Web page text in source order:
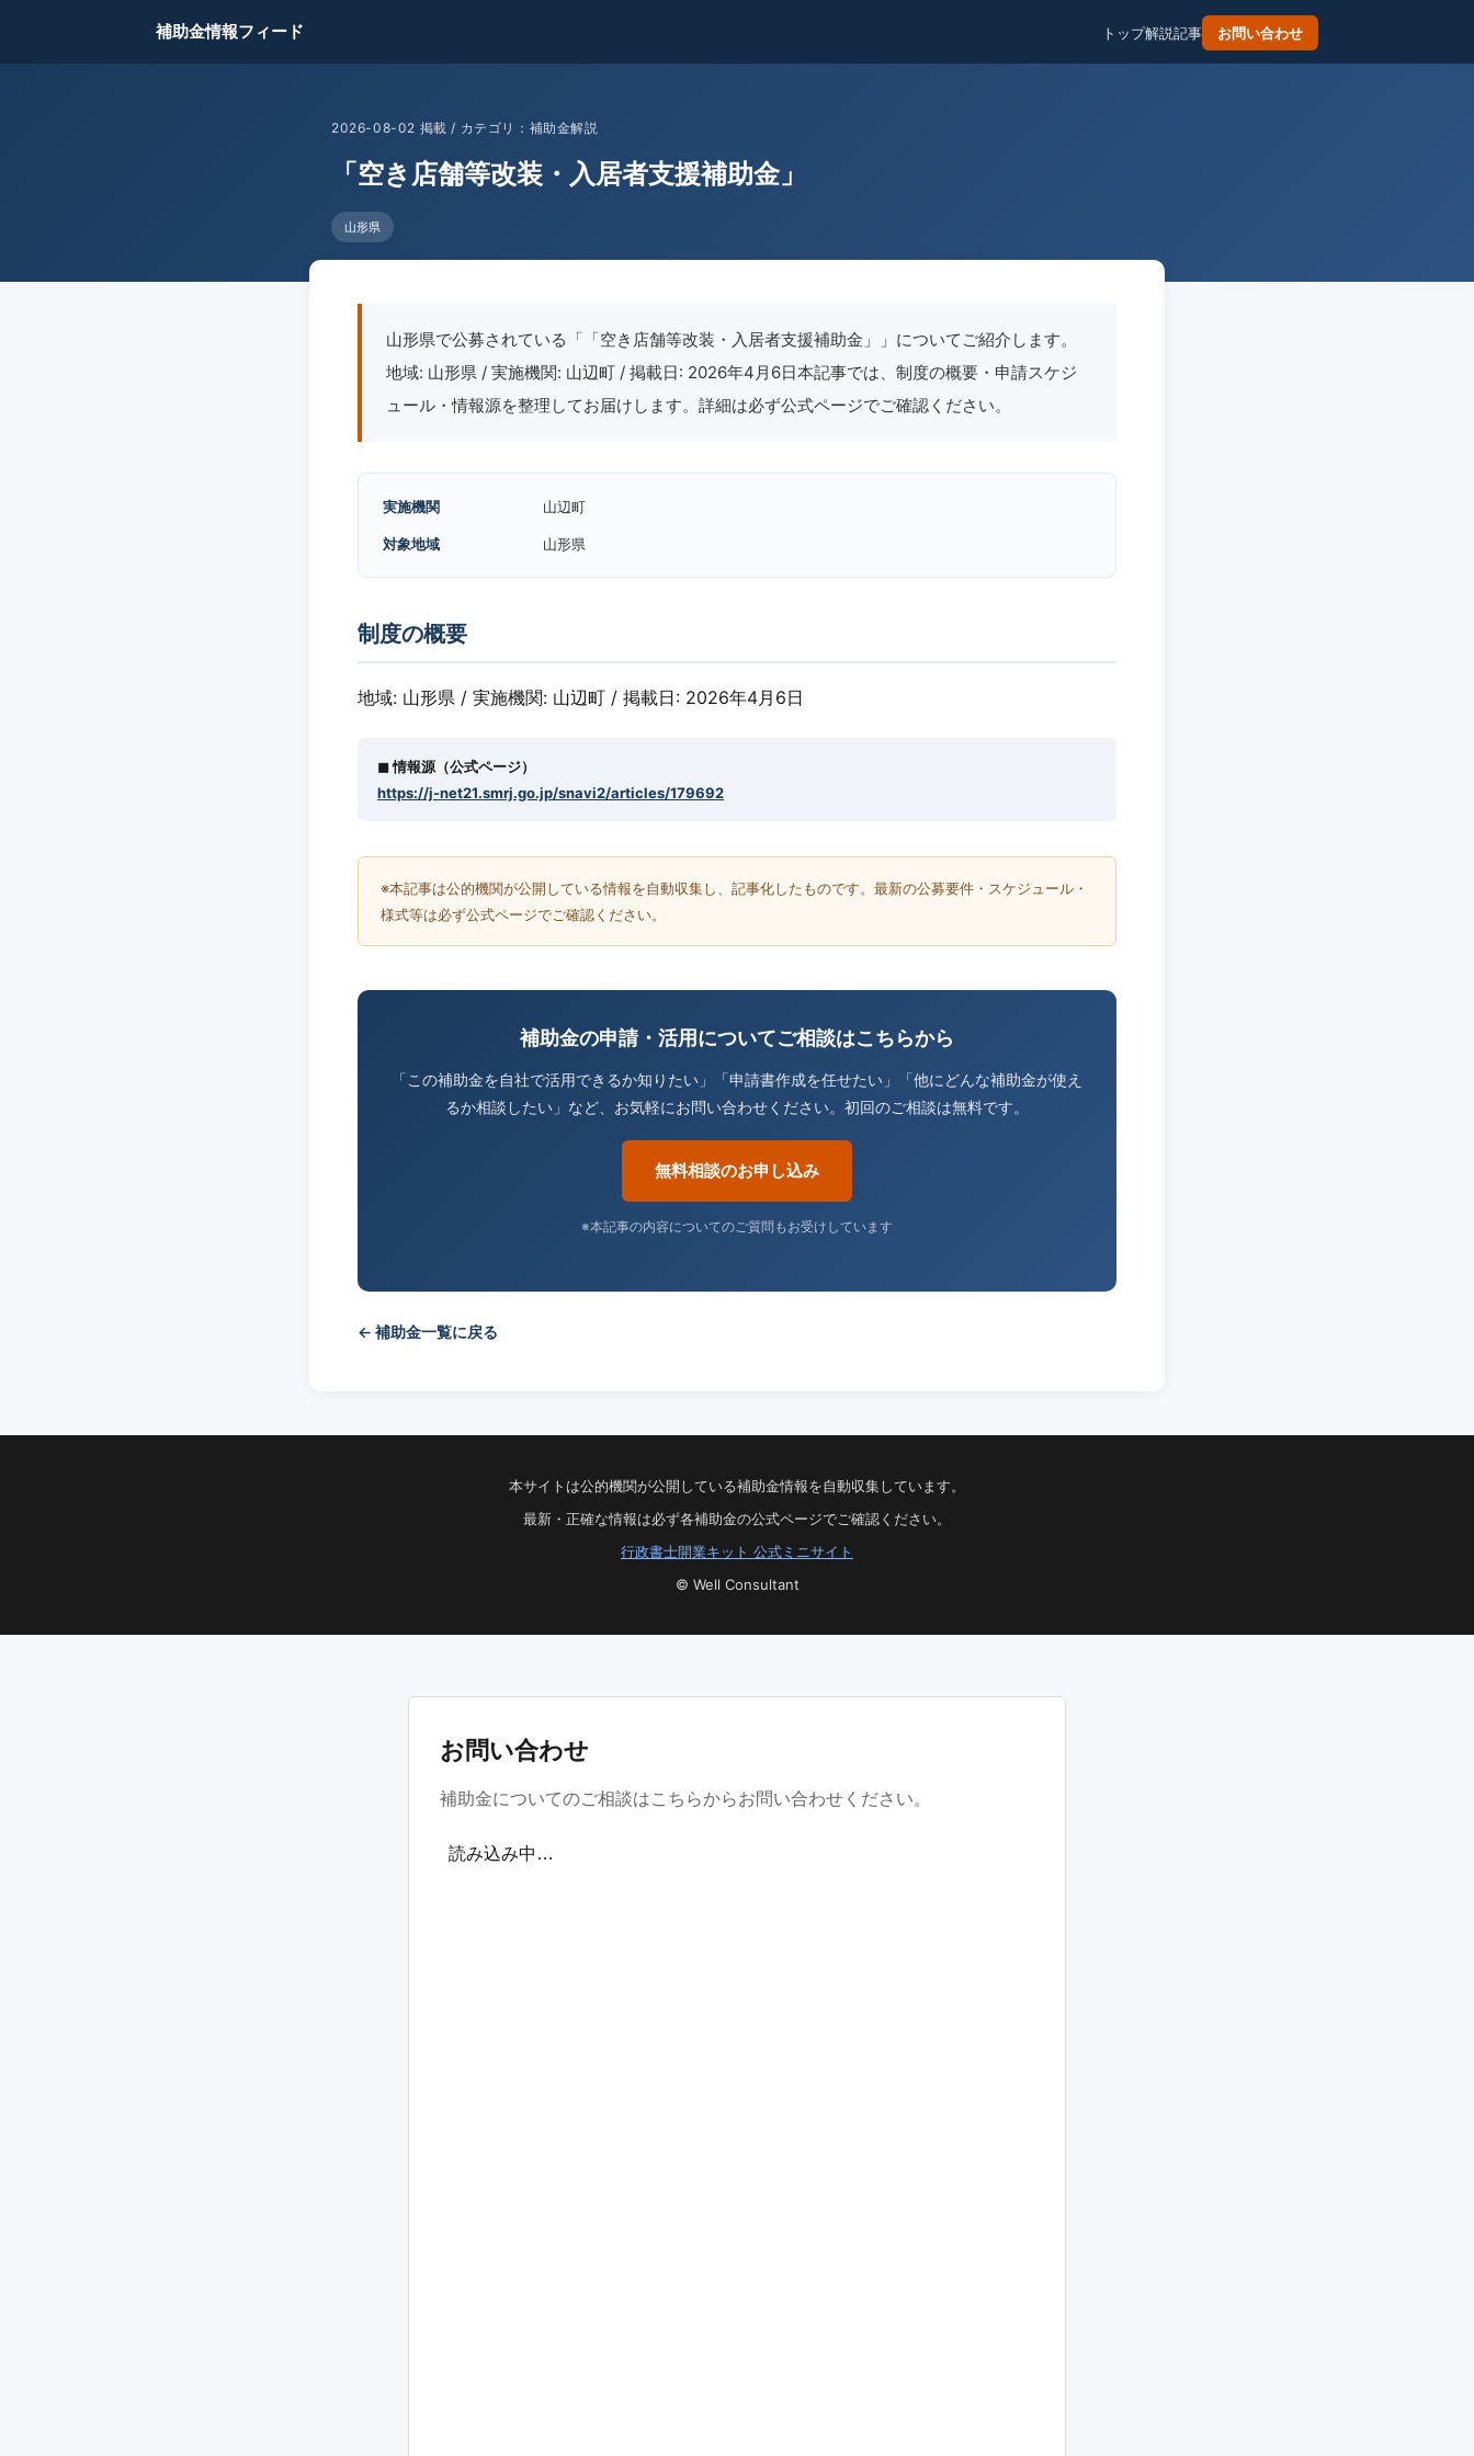
補助金情報フィード トップ解説記事 お問い合わせ
2026-08-02 掲載 / カテゴリ：補助金解説
「空き店舗等改装・入居者支援補助金」
山形県
山形県で公募されている「「空き店舗等改装・入居者支援補助金」」についてご紹介します。
地域: 山形県 / 実施機関: 山辺町 / 掲載日: 2026年4月6日本記事では、制度の概要・申請スケジ
ュール・情報源を整理してお届けします。詳細は必ず公式ページでご確認ください。
実施機関 山辺町
対象地域 山形県
制度の概要
地域: 山形県 / 実施機関: 山辺町 / 掲載日: 2026年4月6日
◼︎ 情報源（公式ページ）
https://j-net21.smrj.go.jp/snavi2/articles/179692
※本記事は公的機関が公開している情報を自動収集し、記事化したものです。最新の公募要件・スケジュール・
様式等は必ず公式ページでご確認ください。
補助金の申請・活用についてご相談はこちらから
「この補助金を自社で活用できるか知りたい」「申請書作成を任せたい」「他にどんな補助金が使え
るか相談したい」など、お気軽にお問い合わせください。初回のご相談は無料です。
無料相談のお申し込み
※本記事の内容についてのご質問もお受けしています
← 補助金一覧に戻る
本サイトは公的機関が公開している補助金情報を自動収集しています。
最新・正確な情報は必ず各補助金の公式ページでご確認ください。
行政書士開業キット 公式ミニサイト
© Well Consultant
お問い合わせ
補助金についてのご相談はこちらからお問い合わせください。